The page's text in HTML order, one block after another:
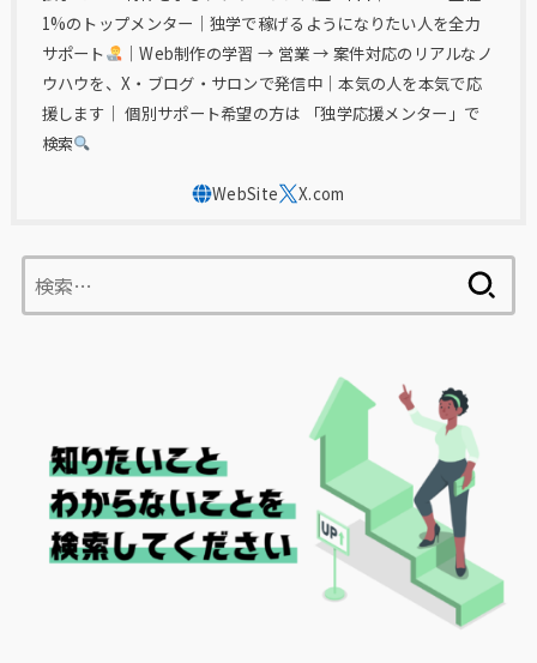
1%のトップメンター｜独学で稼げるようになりたい人を全力
サポート
｜Web制作の学習 → 営業 → 案件対応のリアルなノ
ウハウを、X・ブログ・サロンで発信中｜本気の人を本気で応
援します｜ 個別サポート希望の方は 「独学応援メンター」で
検索
索: